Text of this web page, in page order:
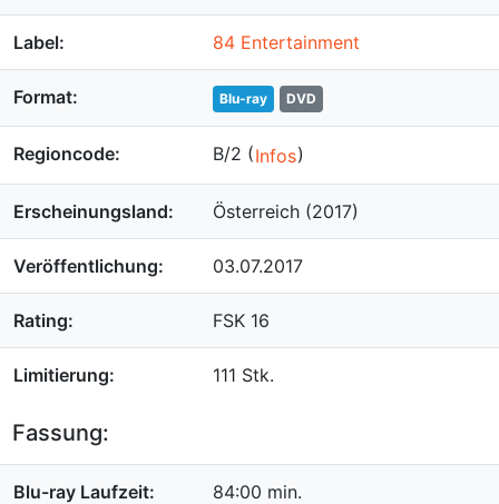
Label: 84 Entertainment
Format: Blu-ray DVD
Regioncode: B/2 (Infos)
Erscheinungsland: Österreich (2017)
Veröffentlichung: 03.07.2017
Rating: FSK 16
Limitierung: 111 Stk.
Fassung:
Blu-ray Laufzeit: 84:00 min.